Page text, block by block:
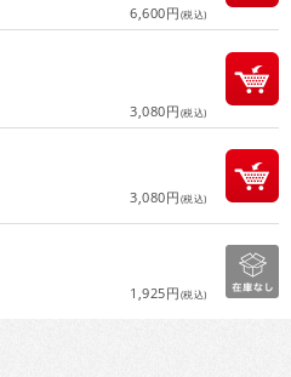
6,600円(税込)
3,080円(税込)
3,080円(税込)
1,925円(税込)